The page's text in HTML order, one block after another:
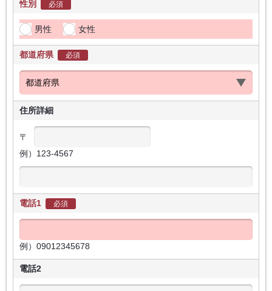
性別 必須
男性 女性
都道府県 必須
住所詳細
〒
例）123-4567
電話1 必須
例）09012345678
電話2